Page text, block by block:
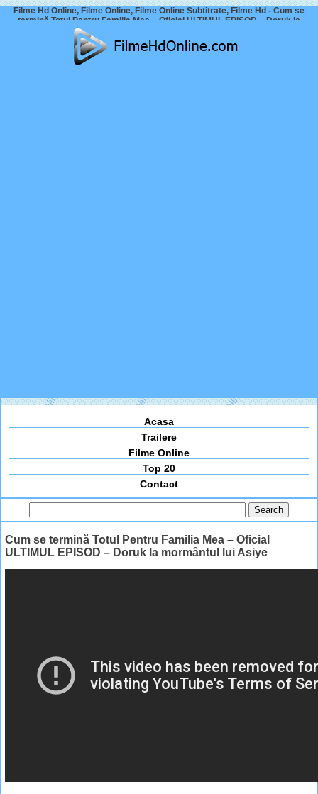
Filme Hd Online, Filme Online, Filme Online Subtitrate, Filme Hd - Cum se
termină Totul Pentru Familia Mea – Oficial ULTIMUL EPISOD – Doruk la
Acasa
Trailere
Filme Online
Top 20
Contact
Cum se termină Totul Pentru Familia Mea – Oficial
ULTIMUL EPISOD – Doruk la mormântul lui Asiye